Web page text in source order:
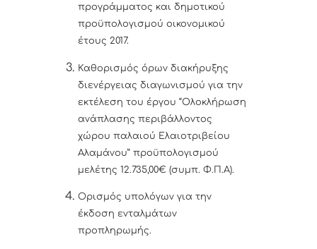
προγράμματος και δημοτικού
προϋπολογισμού οικονομικού
έτους 2017.
Καθορισμός όρων διακήρυξης
διενέργειας διαγωνισμού για την
εκτέλεση του έργου “Ολοκλήρωση
ανάπλασης περιβάλλοντος
χώρου παλαιού Ελαιοτριβείου
Αλαμάνου” προϋπολογισμού
μελέτης 12.735,00€ (συμπ. Φ.Π.Α).
Ορισμός υπολόγων για την
έκδοση ενταλμάτων
προπληρωμής.